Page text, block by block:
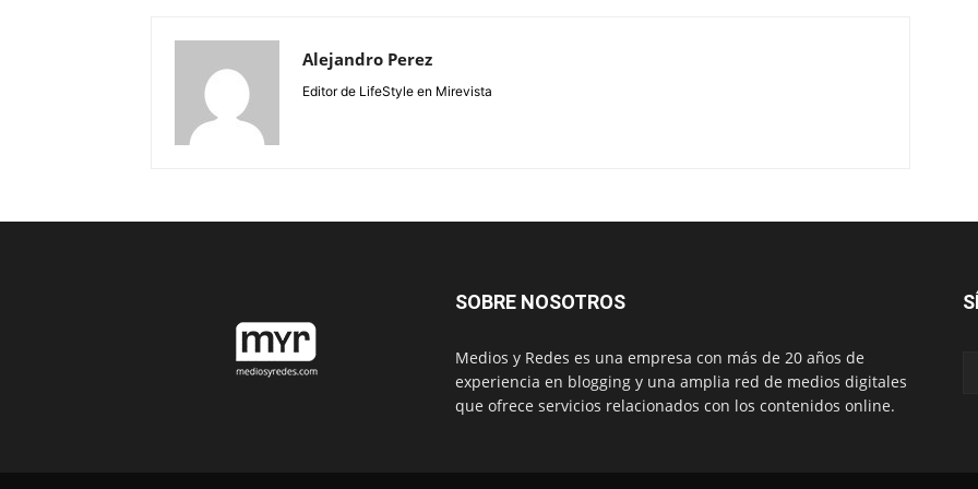
Alejandro Perez
Editor de LifeStyle en Mirevista
SOBRE NOSOTROS
Medios y Redes es una empresa con más de 20 años de
experiencia en blogging y una amplia red de medios digitales
que ofrece servicios relacionados con los contenidos online.